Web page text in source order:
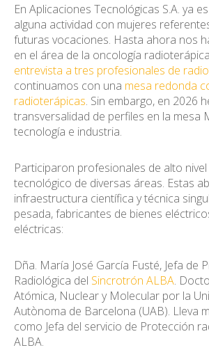
En Aplicaciones Tecnológicas S.A. ya
alguna actividad con mujeres
futuras vocaciones. Hasta ahora nos
en el área de la oncología
entrevista a tres profesionales de
continuamos con una mesa redonda
radioterápicas. Sin embargo, en 2026
transversalidad de perfiles en la mesa
tecnología e industria.
Participaron profesionales de alto
tecnológico de diversas áreas. Estas
infraestructura científica y técnica
pesada, fabricantes de bienes
eléctricas:
Dña. María José García Fusté, Jefa de
Radiológica del Sincrotrón ALBA.
Atómica, Nuclear y Molecular por la
Autònoma de Barcelona (UAB). Lleva
como Jefa del servicio de Protección
ALBA.